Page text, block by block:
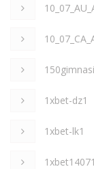
1xbet-dz1
1xbet-lk1